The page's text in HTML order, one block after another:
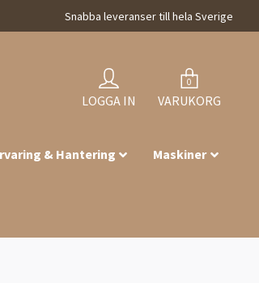
Snabba leveranser till hela Sverige
LOGGA IN
0
VARUKORG
& Hantering Maskiner